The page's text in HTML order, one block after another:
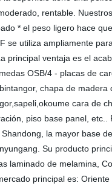
rentable.
* el peso ligero hace
utiliza ampliamente
principal ventaja es el
OSB/4 - placas de
chapa de
cara de
piso base panel,
la mayor base
Su producto
laminado de melamina,
principal es: